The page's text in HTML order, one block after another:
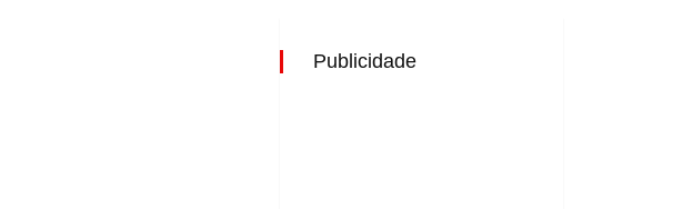
Publicidade